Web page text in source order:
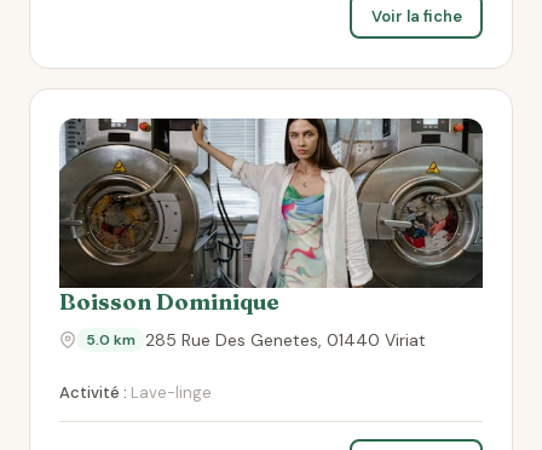
Voir la fiche
Boisson Dominique
5.0 km 285 Rue Des Genetes, 01440 Viriat
Activité : Lave-linge